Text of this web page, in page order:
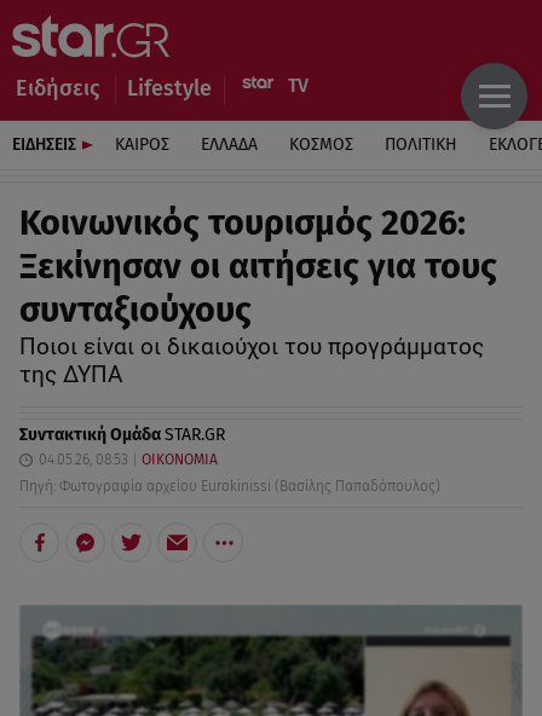
Ειδήσεις Lifestyle
ΕΙΔΗΣΕΙΣ ΚΑΙΡΟΣ ΕΛΛΑΔΑ ΚΟΣΜΟΣ ΠΟΛΙΤΙΚΗ
Κοινωνικός τουρισμός 2026:
Ξεκίνησαν οι αιτήσεις για τους
συνταξιούχους
Ποιοι είναι οι δικαιούχοι του προγράμματος
της ΔΥΠΑ
Συντακτική ΟμάδαSTAR.GR
04.05.26, 08:53
ΟΙΚΟΝΟΜΙΑ
Πηγή: Φωτογραφία αρχείου Eurokinissi (Βασίλης Παπαδόπουλος)